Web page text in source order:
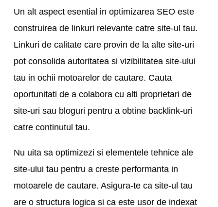
Un alt aspect esential in optimizarea SEO este
construirea de linkuri relevante catre site-ul tau.
Linkuri de calitate care provin de la alte site-uri
pot consolida autoritatea si vizibilitatea site-ului
tau in ochii motoarelor de cautare. Cauta
oportunitati de a colabora cu alti proprietari de
site-uri sau bloguri pentru a obtine backlink-uri
catre continutul tau.
Nu uita sa optimizezi si elementele tehnice ale
site-ului tau pentru a creste performanta in
motoarele de cautare. Asigura-te ca site-ul tau
are o structura logica si ca este usor de indexat